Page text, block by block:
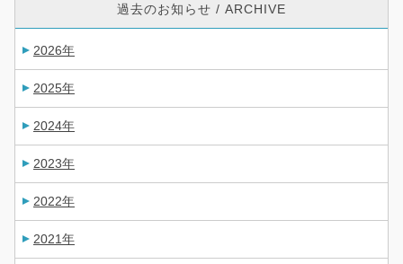
過去のお知らせ / ARCHIVE
2026年
2025年
2024年
2023年
2022年
2021年